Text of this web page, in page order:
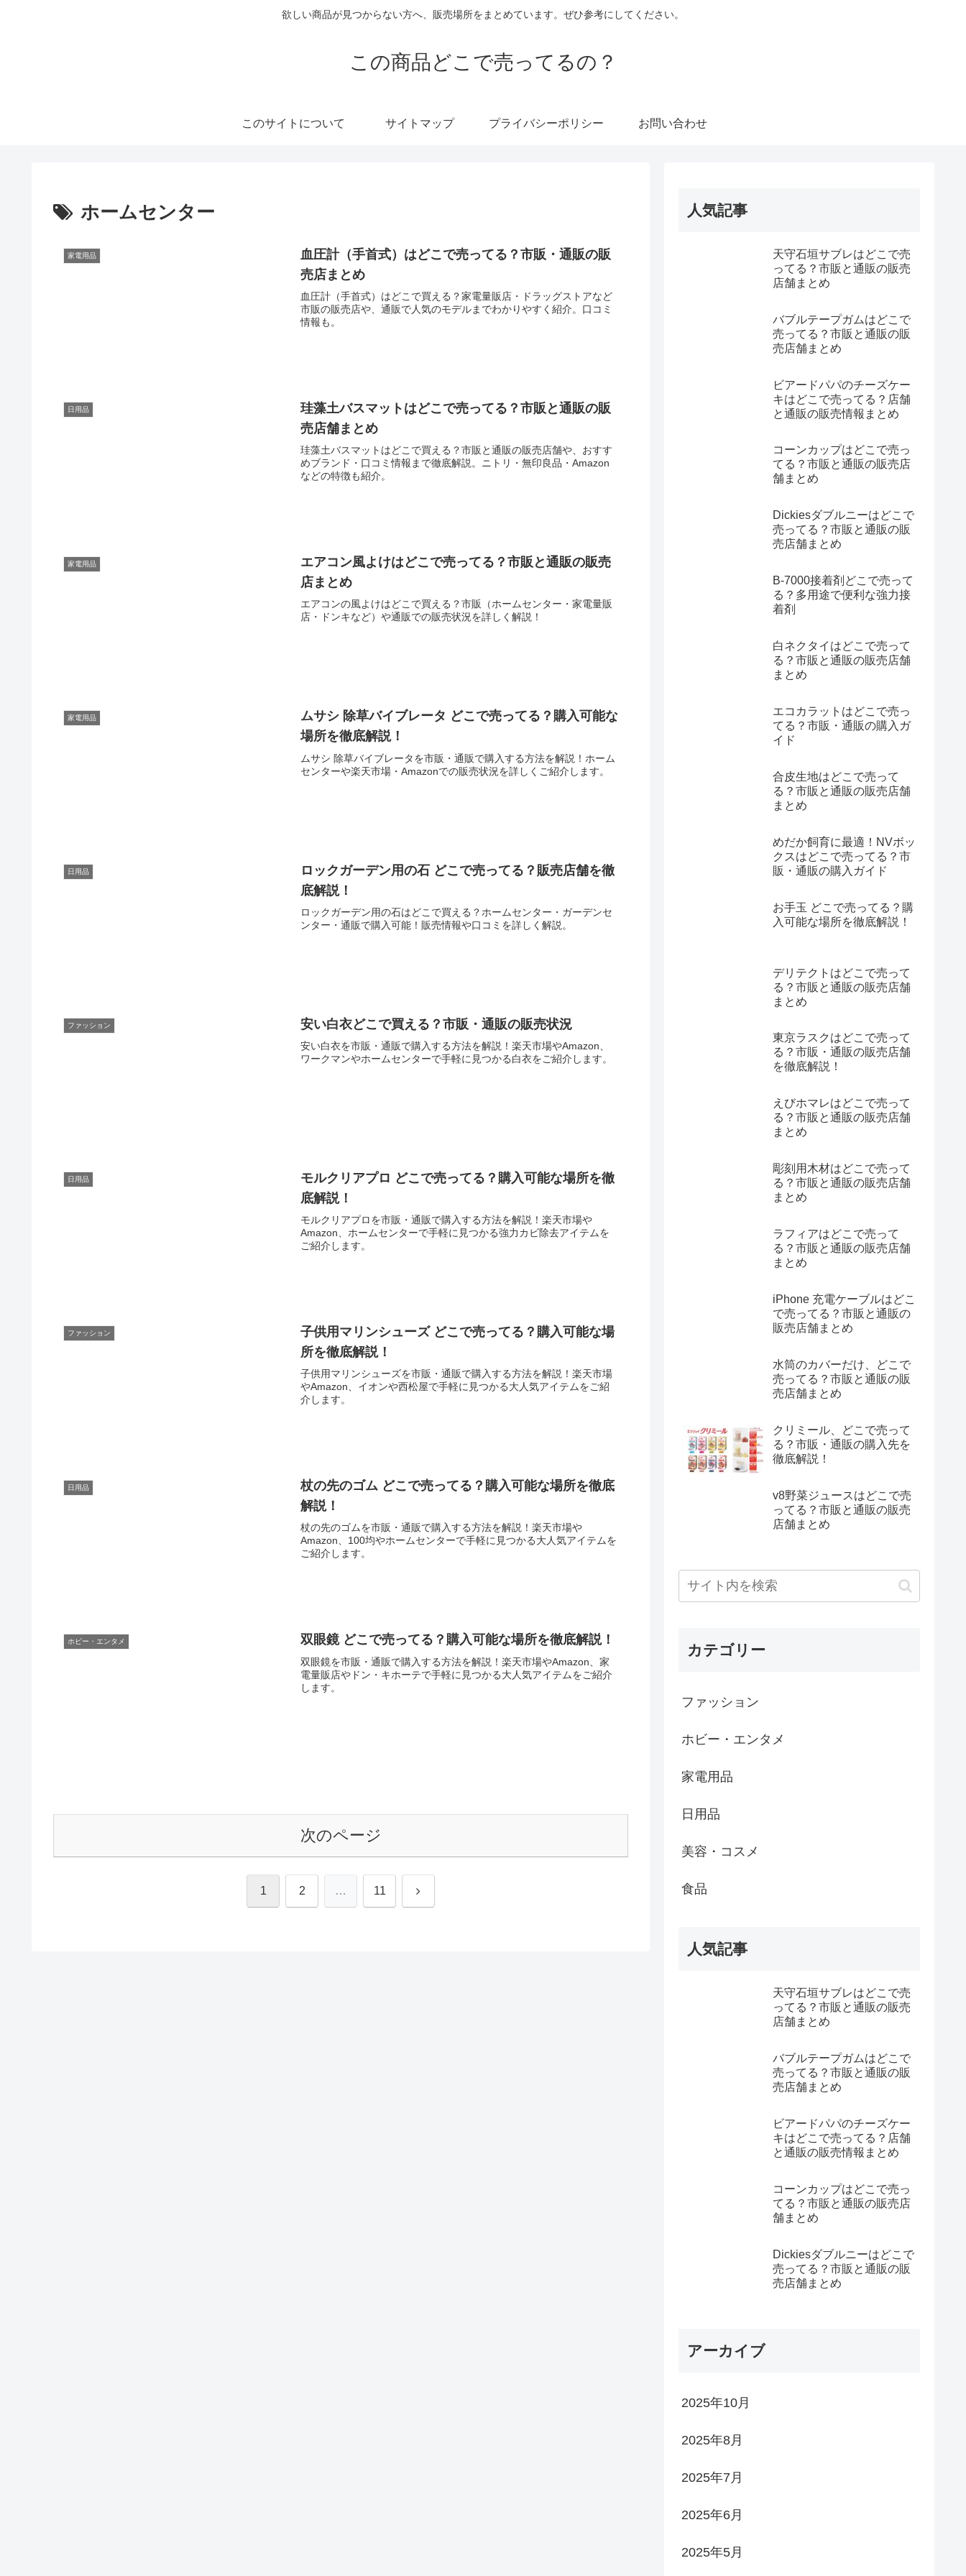
欲しい商品が見つからない方へ、販売場所をまとめています。ぜひ参考にしてください。
この商品どこで売ってるの？
このサイトについて サイトマップ プライバシーポリシー お問い合わせ
ホームセンター
家電用品
血圧計（手首式）はどこで売ってる？市販・通販の販
売店まとめ
血圧計（手首式）はどこで買える？家電量販店・ドラッグストアなど
市販の販売店や、通販で人気のモデルまでわかりやすく紹介。口コミ
情報も。
日用品
珪藻土バスマットはどこで売ってる？市販と通販の販
売店舗まとめ
珪藻土バスマットはどこで買える？市販と通販の販売店舗や、おすす
めブランド・口コミ情報まで徹底解説。ニトリ・無印良品・Amazon
などの特徴も紹介。
家電用品
エアコン風よけはどこで売ってる？市販と通販の販売
店まとめ
エアコンの風よけはどこで買える？市販（ホームセンター・家電量販
店・ドンキなど）や通販での販売状況を詳しく解説！
家電用品
ムサシ 除草バイブレータ どこで売ってる？購入可能な
場所を徹底解説！
ムサシ 除草バイブレータを市販・通販で購入する方法を解説！ホーム
センターや楽天市場・Amazonでの販売状況を詳しくご紹介します。
日用品
ロックガーデン用の石 どこで売ってる？販売店舗を徹
底解説！
ロックガーデン用の石はどこで買える？ホームセンター・ガーデンセ
ンター・通販で購入可能！販売情報や口コミを詳しく解説。
ファッション 安い白衣どこで買える？市販・通販の販売状況
安い白衣を市販・通販で購入する方法を解説！楽天市場やAmazon、
ワークマンやホームセンターで手軽に見つかる白衣をご紹介します。
日用品
モルクリアプロ どこで売ってる？購入可能な場所を徹
底解説！
モルクリアプロを市販・通販で購入する方法を解説！楽天市場や
Amazon、ホームセンターで手軽に見つかる強力カビ除去アイテムを
ご紹介します。
ファッション
子供用マリンシューズ どこで売ってる？購入可能な場
所を徹底解説！
子供用マリンシューズを市販・通販で購入する方法を解説！楽天市場
やAmazon、イオンや西松屋で手軽に見つかる大人気アイテムをご紹
介します。
日用品
杖の先のゴム どこで売ってる？購入可能な場所を徹底
解説！
杖の先のゴムを市販・通販で購入する方法を解説！楽天市場や
Amazon、100均やホームセンターで手軽に見つかる大人気アイテムを
ご紹介します。
ホビー・エンタメ 双眼鏡 どこで売ってる？購入可能な場所を徹底解説！
双眼鏡を市販・通販で購入する方法を解説！楽天市場やAmazon、家
電量販店やドン・キホーテで手軽に見つかる大人気アイテムをご紹介
します。
次のページ
1 2 … 11 次
人気記事
天守石垣サブレはどこで売
ってる？市販と通販の販売
店舗まとめ
バブルテープガムはどこで
売ってる？市販と通販の販
売店舗まとめ
ビアードパパのチーズケー
キはどこで売ってる？店舗
と通販の販売情報まとめ
コーンカップはどこで売っ
てる？市販と通販の販売店
舗まとめ
Dickiesダブルニーはどこで
売ってる？市販と通販の販
売店舗まとめ
B-7000接着剤どこで売って
る？多用途で便利な強力接
着剤
白ネクタイはどこで売って
る？市販と通販の販売店舗
まとめ
エコカラットはどこで売っ
てる？市販・通販の購入ガ
イド
合皮生地はどこで売って
る？市販と通販の販売店舗
まとめ
めだか飼育に最適！NVボッ
クスはどこで売ってる？市
販・通販の購入ガイド
お手玉 どこで売ってる？購
入可能な場所を徹底解説！
デリテクトはどこで売って
る？市販と通販の販売店舗
まとめ
東京ラスクはどこで売って
る？市販・通販の販売店舗
を徹底解説！
えびホマレはどこで売って
る？市販と通販の販売店舗
まとめ
彫刻用木材はどこで売って
る？市販と通販の販売店舗
まとめ
ラフィアはどこで売って
る？市販と通販の販売店舗
まとめ
iPhone 充電ケーブルはどこ
で売ってる？市販と通販の
販売店舗まとめ
水筒のカバーだけ、どこで
売ってる？市販と通販の販
売店舗まとめ
クリミール、どこで売って
る？市販・通販の購入先を
徹底解説！
v8野菜ジュースはどこで売
ってる？市販と通販の販売
店舗まとめ
カテゴリー
ファッション
ホビー・エンタメ
家電用品
日用品
美容・コスメ
食品
人気記事
天守石垣サブレはどこで売
ってる？市販と通販の販売
店舗まとめ
バブルテープガムはどこで
売ってる？市販と通販の販
売店舗まとめ
ビアードパパのチーズケー
キはどこで売ってる？店舗
と通販の販売情報まとめ
コーンカップはどこで売っ
てる？市販と通販の販売店
舗まとめ
Dickiesダブルニーはどこで
売ってる？市販と通販の販
売店舗まとめ
アーカイブ
2025年10月
2025年8月
2025年7月
2025年6月
2025年5月